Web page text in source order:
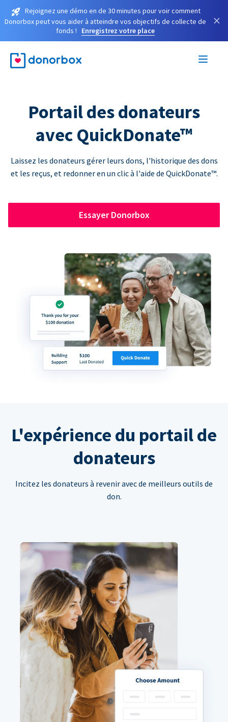
Rejoignez une démo en de 30 minutes pour voir comment
Donorbox peut vous aider à atteindre vos objectifs de collecte de
fonds !
Enregistrez votre place
×
Portail des donateurs
avec QuickDonate™
Laissez les donateurs gérer leurs dons, l'historique des dons
et les reçus, et redonner en un clic à l'aide de QuickDonate™.
Essayer Donorbox
L'expérience du portail de
donateurs
Incitez les donateurs à revenir avec de meilleurs outils de
don.